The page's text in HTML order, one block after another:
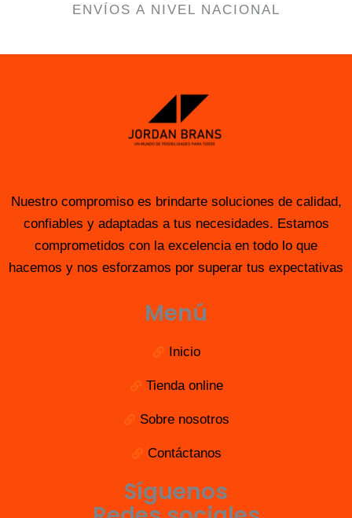
ENVÍOS A NIVEL NACIONAL
Nuestro compromiso es brindarte soluciones de calidad,
confiables y adaptadas a tus necesidades. Estamos
comprometidos con la excelencia en todo lo que
hacemos y nos esforzamos por superar tus expectativas
Menú
Inicio
Tienda online
Sobre nosotros
Contáctanos
Síguenos